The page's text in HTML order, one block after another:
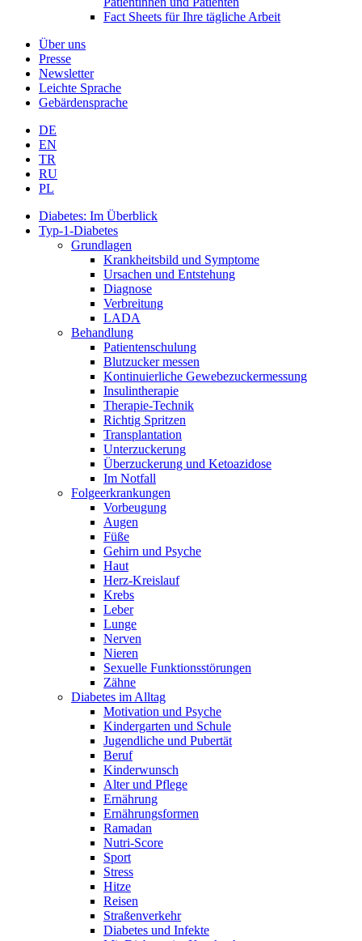
Fact Sheets für Ihre tägliche Arbeit
Über uns
Presse
Newsletter
Leichte Sprache
Gebärdensprache
DE
EN
TR
RU
PL
Diabetes: Im Überblick
Typ-1-Diabetes
Grundlagen
Krankheitsbild und Symptome
Ursachen und Entstehung
Diagnose
Verbreitung
LADA
Behandlung
Patientenschulung
Blutzucker messen
Kontinuierliche Gewebezuckermessung
Insulintherapie
Therapie-Technik
Richtig Spritzen
Transplantation
Unterzuckerung
Überzuckerung und Ketoazidose
Im Notfall
Folgeerkrankungen
Vorbeugung
Augen
Füße
Gehirn und Psyche
Haut
Herz-Kreislauf
Krebs
Leber
Lunge
Nerven
Nieren
Sexuelle Funktionsstörungen
Zähne
Diabetes im Alltag
Motivation und Psyche
Kindergarten und Schule
Jugendliche und Pubertät
Beruf
Kinderwunsch
Alter und Pflege
Ernährung
Ernährungsformen
Ramadan
Nutri-Score
Sport
Stress
Hitze
Reisen
Straßenverkehr
Diabetes und Infekte